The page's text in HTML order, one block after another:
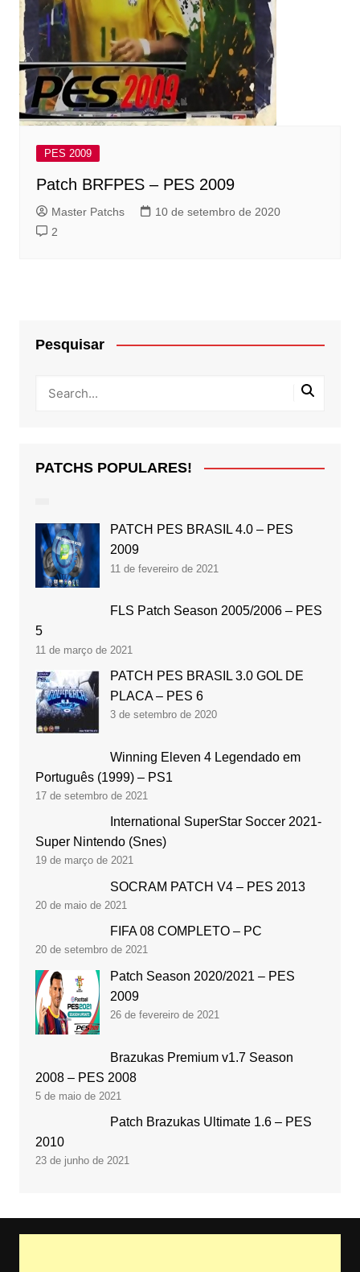
PES 2009
Patch BRFPES – PES 2009
Master Patchs
10 de setembro de 2020
2
Pesquisar
PATCHS POPULARES!
PATCH PES BRASIL 4.0 – PES
2009
11 de fevereiro de 2021
FLS Patch Season 2005/2006 – PES
5
11 de março de 2021
PATCH PES BRASIL 3.0 GOL DE
PLACA – PES 6
3 de setembro de 2020
Winning Eleven 4 Legendado em
Português (1999) – PS1
17 de setembro de 2021
International SuperStar Soccer 2021-
Super Nintendo (Snes)
19 de março de 2021
SOCRAM PATCH V4 – PES 2013
20 de maio de 2021
FIFA 08 COMPLETO – PC
20 de setembro de 2021
Patch Season 2020/2021 – PES
2009
26 de fevereiro de 2021
Brazukas Premium v1.7 Season
2008 – PES 2008
5 de maio de 2021
Patch Brazukas Ultimate 1.6 – PES
2010
23 de junho de 2021